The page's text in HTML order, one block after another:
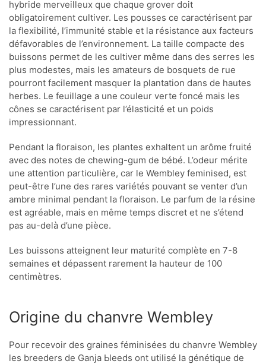
hybride merveilleux que chaque grover doit
obligatoirement cultiver. Les pousses ce caractérisent par
la flexibilité, l’immunité stable et la résistance aux facteurs
défavorables de l’environnement. La taille compacte des
buissons permet de les cultiver même dans des serres les
plus modestes, mais les amateurs de bosquets de rue
pourront facilement masquer la plantation dans de hautes
herbes. Le feuillage a une couleur verte foncé mais les
cônes se caractérisent par l’élasticité et un poids
impressionnant.
Pendant la floraison, les plantes exhaltent un arôme fruité
avec des notes de chewing-gum de bébé. L’odeur mérite
une attention particulière, car le Wembley feminised, est
peut-être l’une des rares variétés pouvant se venter d’un
ambre minimal pendant la floraison. Le parfum de la résine
est agréable, mais en même temps discret et ne s’étend
pas au-delà d’une pièce.
Les buissons atteignent leur maturité complète en 7-8
semaines et dépassent rarement la hauteur de 100
centimètres.
Origine du chanvre Wembley
Pour recevoir des graines féminisées du chanvre Wembley
les breeders de Ganja Ыeeds ont utilisé la génétique de